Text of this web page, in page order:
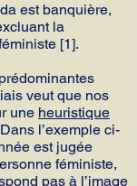
est banquière,
la
[1].
veut que nos
une heuristique
l’exemple ci-
est jugée
féministe,
pas à l’image